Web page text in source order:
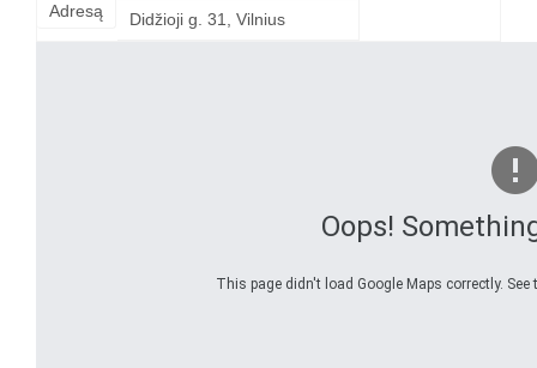
Adresą
Didžioji g. 31, Vilnius
Oops!
This page didn't load Google Maps correctly.